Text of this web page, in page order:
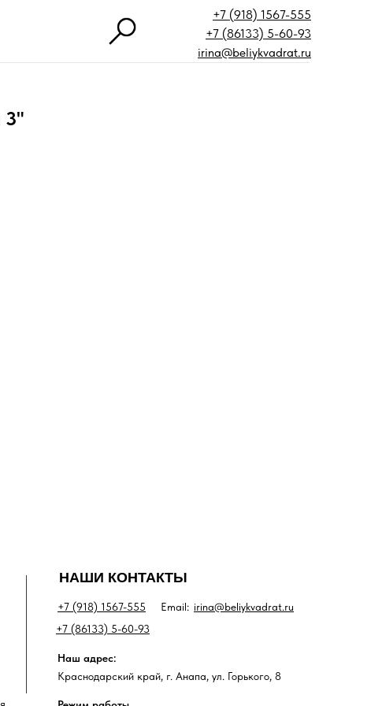
+7 (918) 1567-555
+7 (86133) 5-60-93
irina@beliykvadrat.ru
3"
НАШИ КОНТАКТЫ
+7 (918) 1567-555
+7 (86133) 5-60-93
Наш адрес:
Краснодарский край, г. Анапа, ул. Горького, 8
irina@beliykvadrat.ru
Email: